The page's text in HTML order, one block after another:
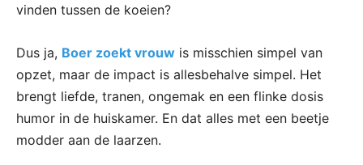
vinden tussen de koeien?
Dus ja, Boer zoekt vrouw is misschien simpel van
opzet, maar de impact is allesbehalve simpel. Het
brengt liefde, tranen, ongemak en een flinke dosis
humor in de huiskamer. En dat alles met een beetje
modder aan de laarzen.